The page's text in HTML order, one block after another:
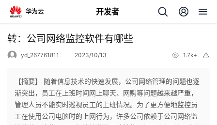
开发者
返
个
转：公司网络监控软件有哪些
yd_267761811 2023/10/13 1.7k+
【摘要】 随着信息技术的快速发展，公司网络管理的问题也逐
渐突出，员工在上班时间网上聊天、网购等问题越来越严重，
管理人员不能实时巡视员工的上班情况。为了更方便地监控员
工在使用公司电脑时的上网行为，许多公司依赖于公司网络监